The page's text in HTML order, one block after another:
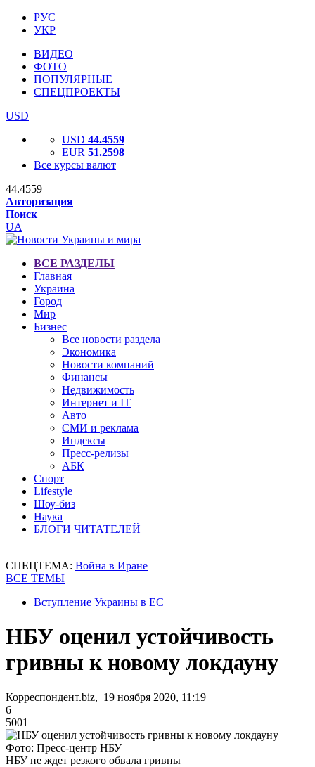
РУС
УКР
ВИДЕО
ФОТО
ПОПУЛЯРНЫЕ
СПЕЦПРОЕКТЫ
USD
USD 44.4559
EUR 51.2598
Все курсы валют
44.4559
Авторизация
Поиск
UA
ВСЕ РАЗДЕЛЫ
Главная
Украина
Город
Мир
Бизнес
Все новости раздела
Экономика
Новости компаний
Финансы
Недвижимость
Интернет и IT
Авто
СМИ и реклама
Индексы
Пресс-релизы
АБК
Спорт
Lifestyle
Шоу-биз
Наука
БЛОГИ ЧИТАТЕЛЕЙ
СПЕЦТЕМА: Война в Иране
ВСЕ ТЕМЫ
Вступление Украины в ЕС
НБУ оценил устойчивость
гривны к новому локдауну
Корреспондент.biz, 19 ноября 2020, 11:19
6
5001
Фото: Пресс-центр НБУ
НБУ не ждет резкого обвала гривны